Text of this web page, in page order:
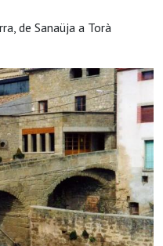
de Sanaüja a Torà